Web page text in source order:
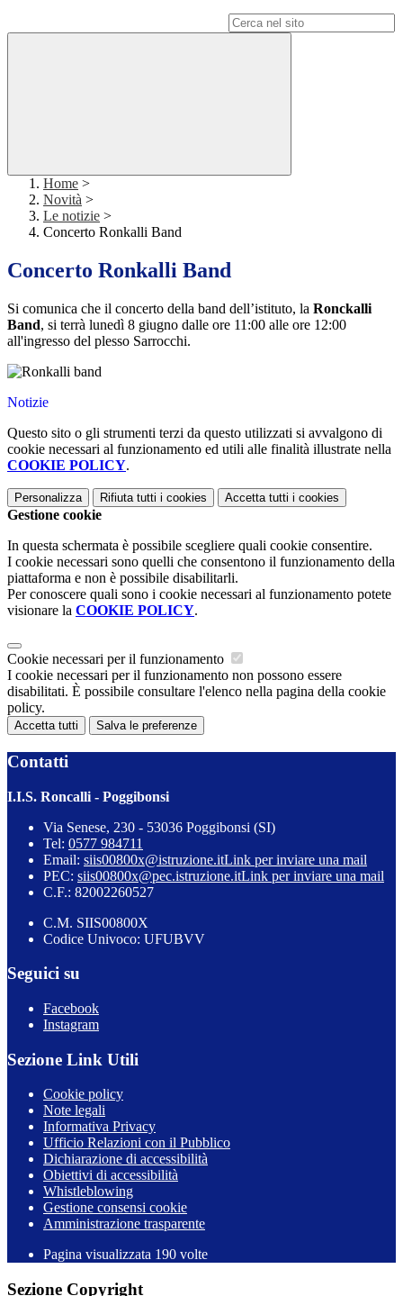
Home >
Novità >
Le notizie >
Concerto Ronkalli Band
Concerto Ronkalli Band
Si comunica che il concerto della band dell’istituto, la Ronckalli
Band, si terrà lunedì 8 giugno dalle ore 11:00 alle ore 12:00
all'ingresso del plesso Sarrocchi.
Notizie
Questo sito o gli strumenti terzi da questo utilizzati si avvalgono di
cookie necessari al funzionamento ed utili alle finalità illustrate nella
COOKIE POLICY.
Personalizza Rifiuta tutti i cookies Accetta tutti i cookies
Gestione cookie
In questa schermata è possibile scegliere quali cookie consentire.
I cookie necessari sono quelli che consentono il funzionamento della
piattaforma e non è possibile disabilitarli.
Per conoscere quali sono i cookie necessari al funzionamento potete
visionare la COOKIE POLICY.
Cookie necessari per il funzionamento
I cookie necessari per il funzionamento non possono essere
disabilitati. È possibile consultare l'elenco nella pagina della cookie
policy.
Accetta tutti Salva le preferenze
Contatti
I.I.S. Roncalli - Poggibonsi
Via Senese, 230 - 53036 Poggibonsi (SI)
Tel: 0577 984711
Email: siis00800x@istruzione.itLink per inviare una mail
PEC: siis00800x@pec.istruzione.itLink per inviare una mail
C.F.: 82002260527
C.M. SIIS00800X
Codice Univoco: UFUBVV
Seguici su
Facebook
Instagram
Sezione Link Utili
Cookie policy
Note legali
Informativa Privacy
Ufficio Relazioni con il Pubblico
Dichiarazione di accessibilità
Obiettivi di accessibilità
Whistleblowing
Gestione consensi cookie
Amministrazione trasparente
Pagina visualizzata 190 volte
Sezione Copyright